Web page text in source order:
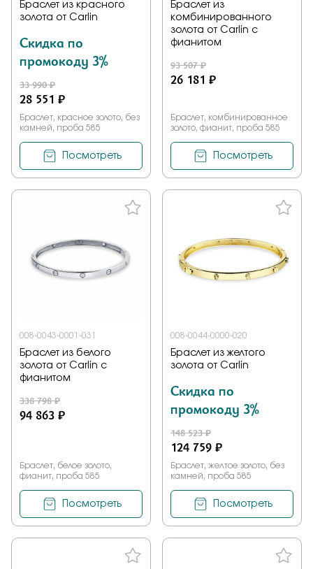
Браслет из красного
золота от Carlin
Скидка по
промокоду 3%
33 990 ₽
28 551 ₽
Браслет, красное золото, без
камней, проба 585
Посмотреть
Браслет из
комбинированного
золота от Carlin с
фианитом
93 507 ₽
26 181 ₽
Браслет, комбинированное
золото, фианит, проба 585
Посмотреть
008-0043-0001-031
Браслет из белого
золота от Carlin с
фианитом
338 798 ₽
94 863 ₽
Браслет, белое золото,
фианит, проба 585
Посмотреть
008-0044-0000-020
Браслет из желтого
золота от Carlin
Скидка по
промокоду 3%
148 523 ₽
124 759 ₽
Браслет, желтое золото, без
камней, проба 585
Посмотреть